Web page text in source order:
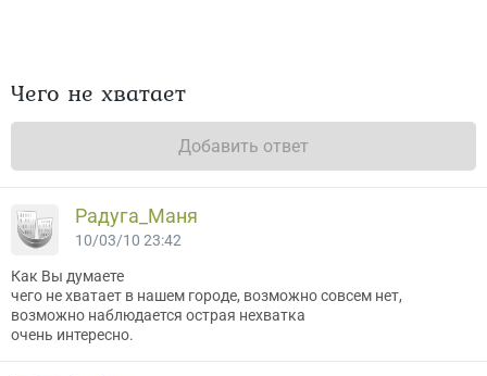
Чего не хватает
Добавить ответ
Радуга_Маня
10/03/10 23:42
Как Вы думаете
чего не хватает в нашем городе, возможно совсем нет,
возможно наблюдается острая нехватка
очень интересно.